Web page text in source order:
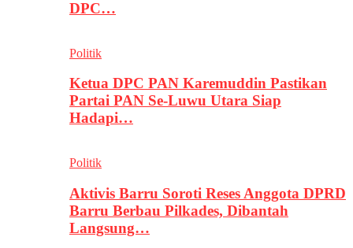
DPC…
Politik
Ketua DPC PAN Karemuddin Pastikan
Partai PAN Se-Luwu Utara Siap
Hadapi…
Politik
Aktivis Barru Soroti Reses Anggota DPRD
Barru Berbau Pilkades, Dibantah
Langsung…